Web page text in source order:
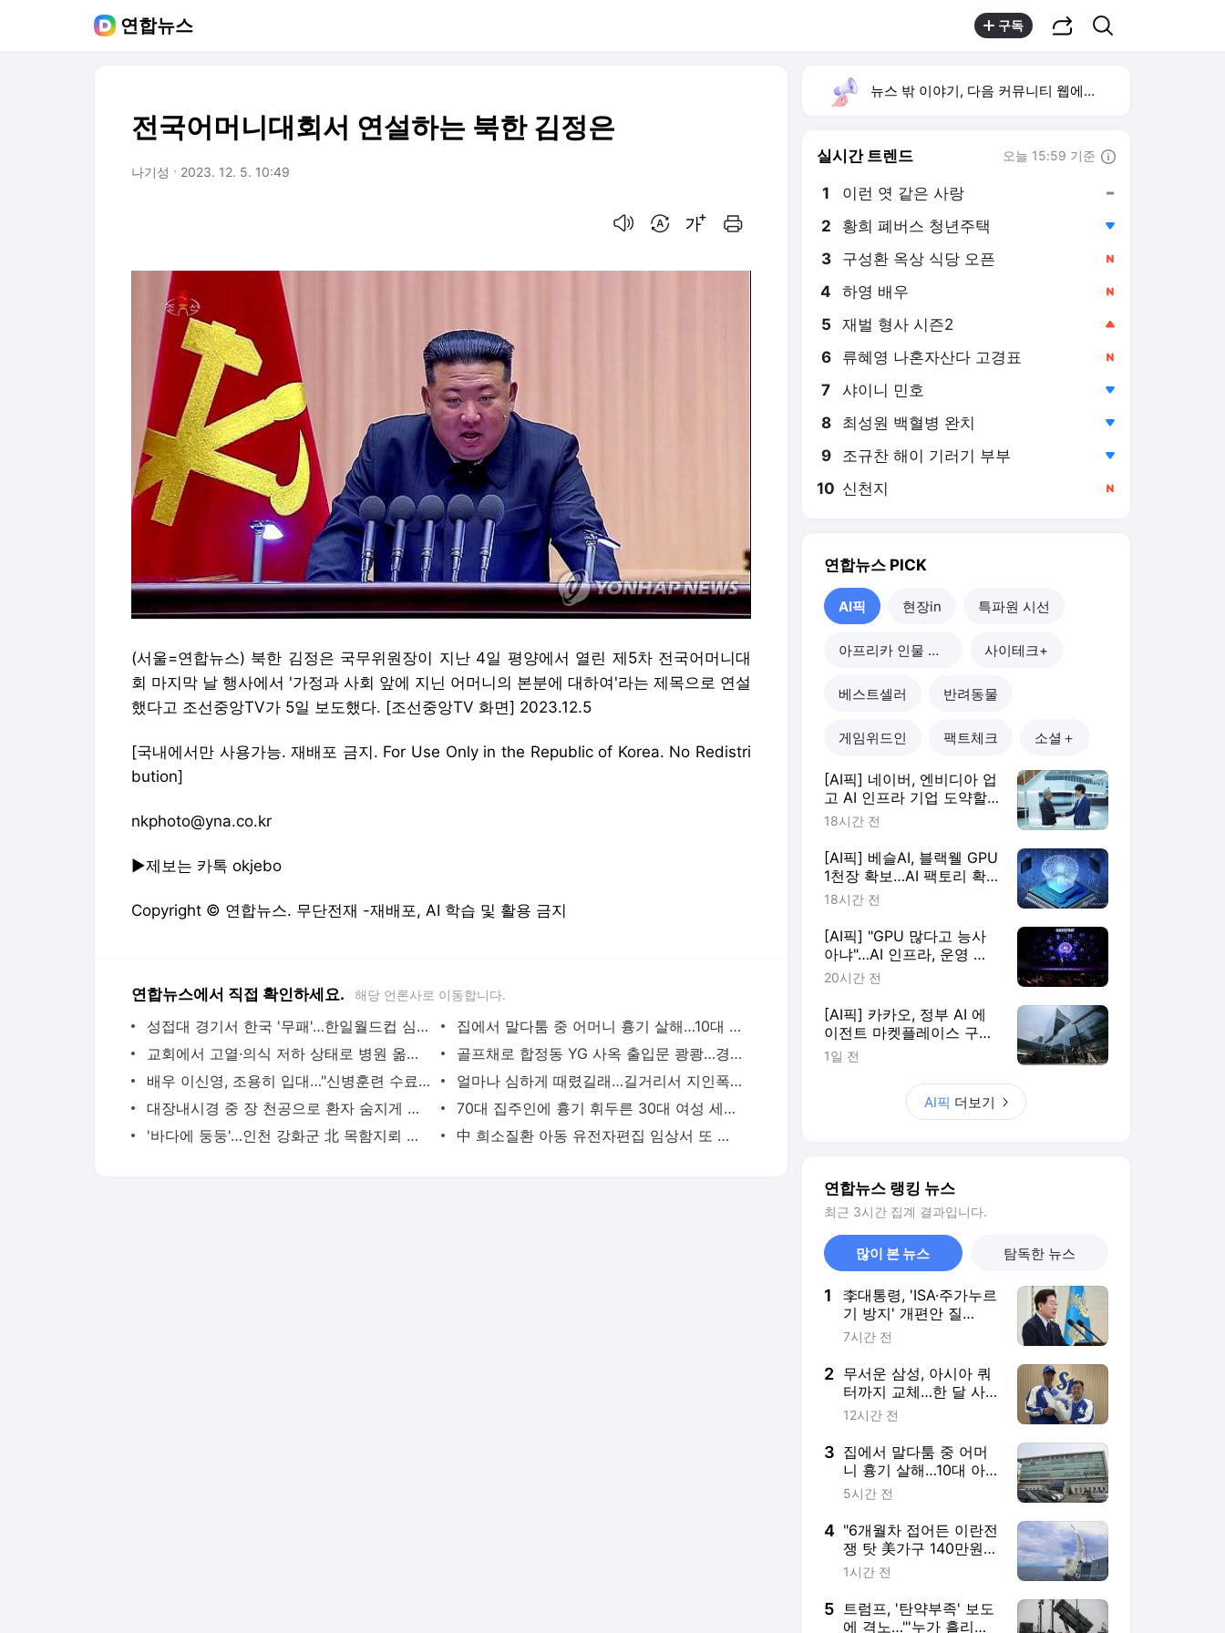
연합뉴스 구독
전국어머니대회서 연설하는 북한 김정은
나기성 2023. 12. 5. 10:49
(서울=연합뉴스) 북한 김정은 국무위원장이 지난 4일 평양에서 열린 제5차 전국어머니대
회 마지막 날 행사에서 '가정과 사회 앞에 지닌 어머니의 본분에 대하여'라는 제목으로 연설
했다고 조선중앙TV가 5일 보도했다. [조선중앙TV 화면] 2023.12.5
[국내에서만 사용가능. 재배포 금지. For Use Only in the Republic of Korea. No Redistri
bution]
nkphoto@yna.co.kr
▶제보는 카톡 okjebo
Copyright © 연합뉴스. 무단전재 -재배포, AI 학습 및 활용 금지
연합뉴스에서 직접 확인하세요. 해당 언론사로 이동합니다.
성접대 경기서 한국 '무패'…한일월드컵 심판매수설 재점화될 듯 | 연합뉴스
집에서 말다툼 중 어머니 흉기 살해…10대 아들 체포 | 연합뉴스
교회에서 고열·의식 저하 상태로 병원 옮겨진 어린이 사망 | 연합뉴스
골프채로 합정동 YG 사옥 출입문 쾅쾅…경찰, 20대 여성 체포 | 연합뉴스
배우 이신영, 조용히 입대…"신병훈련 수료, 군 생활 집중" | 연합뉴스
얼마나 심하게 때렸길래…길거리서 지인폭행 50대 살인미수 혐의 | 연합뉴스
대장내시경 중 장 천공으로 환자 숨지게 한 의사 2심도 집행유예 | 연합뉴스
70대 집주인에 흉기 휘두른 30대 여성 세입자 체포 | 연합뉴스
'바다에 둥둥'…인천 강화군 北 목함지뢰 주의보 | 연합뉴스
中 희소질환 아동 유전자편집 임상서 또 숨져…안전성 논란 확산 | 연합뉴스
뉴스 밖 이야기, 다음 커뮤니티 웹에서 보기
실시간 트렌드 오늘 15:59 기준
1 이런 엿 같은 사랑
2 황희 폐버스 청년주택
4 하영 배우
5 재벌 형사 시즌2
6 류혜영 나혼자산다 고경표
7 샤이니 민호
8 최성원 백혈병 완치
9 조규찬 해이 기러기 부부
10 신천지
연합뉴스 PICK
AI픽 현장in 특파원 시선
아프리카 인물 열전 사이테크+
베스트셀러 반려동물
게임위드인 팩트체크 소셜＋
[AI픽] 네이버, 엔비디아 업
고 AI 인프라 기업 도약할
까
18시간 전
[AI픽] 베슬AI, 블랙웰 GPU
1천장 확보…AI 팩토리 확
장
18시간 전
[AI픽] "GPU 많다고 능사
아냐"…AI 인프라, 운영 효
율이 판가름
20시간 전
[AI픽] 카카오, 정부 AI 에
이전트 마켓플레이스 구축
한다
1일 전
AI픽 더보기
연합뉴스 랭킹 뉴스
최근 3시간 집계 결과입니다.
많이 본 뉴스 탐독한 뉴스
1
李대통령, 'ISA·주가누르
기 방지' 개편안 질
타…"전면 재검토"
7시간 전
2 무서운 삼성, 아시아 쿼
터까지 교체…한 달 사
이 외인 3명 영입
12시간 전
3 집에서 말다툼 중 어머
니 흉기 살해…10대 아
들 체포
5시간 전
4 "6개월차 접어든 이란전
쟁 탓 美가구 140만원
추가 부담"
1시간 전
5 트럼프, '탄약부족' 보도
에 격노…"'누가 흘리나'